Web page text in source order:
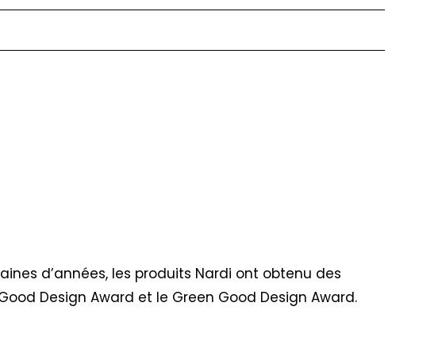
d’années, les produits Nardi ont obtenu des
Design Award et le Green Good Design Award.